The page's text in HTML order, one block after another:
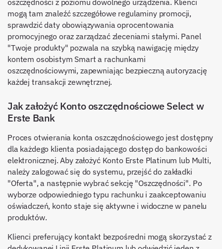
mogą tam znaleźć szczegółowe regulaminy promocji,
sprawdzić daty obowiązywania oprocentowania
promocyjnego oraz zarządzać zleceniami stałymi. Panel
"Twoje produkty" pozwala na szybką nawigację między
kontem osobistym Smart a rachunkami
oszczędnościowymi, zapewniając bezpieczną autoryzację
każdej transakcji zewnętrznej.
Jak założyć Konto oszczędnościowe Select w
Erste Bank
Proces otwierania konta oszczędnościowego jest dostępny
dla każdego klienta posiadającego dostęp do bankowości
elektronicznej. Aby założyć Konto Erste Platinum lub Multi,
należy zalogować się do systemu, przejść do zakładki
"Oferta", a następnie wybrać sekcję "Oszczędności". Po
wyborze odpowiedniego typu rachunku i zaakceptowaniu
oświadczeń, konto staje się aktywne i widoczne w panelu
produktów.
Klienci preferujący kontakt bezpośredni mogą skorzystać z